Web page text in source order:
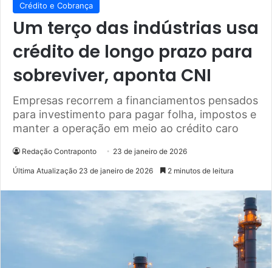
Crédito e Cobrança
Um terço das indústrias usa
crédito de longo prazo para
sobreviver, aponta CNI
Empresas recorrem a financiamentos pensados
para investimento para pagar folha, impostos e
manter a operação em meio ao crédito caro
Redação Contraponto 23 de janeiro de 2026
Última Atualização 23 de janeiro de 2026 2 minutos de leitura